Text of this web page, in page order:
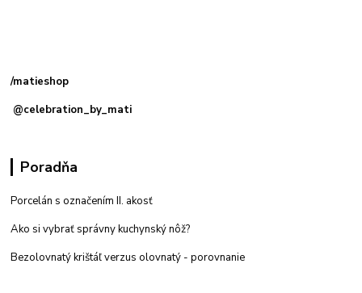
/matieshop
@celebration_by_mati
Poradňa
Porcelán s označením II. akosť
Ako si vybrať správny kuchynský nôž?
Bezolovnatý krištáľ verzus olovnatý - porovnanie